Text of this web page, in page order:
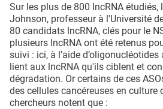
Sur les plus de 800 lncRNA étudiés,
Johnson, professeur à l'Université
80 candidats lncRNA, clés pour le
plusieurs lncRNA ont été retenus
suivi : ici, à l’aide
lient aux lncRNA qu'ils ciblent et
dégradation. Or certains de ces
des cellules cancéreuses en culture
chercheurs notent que :